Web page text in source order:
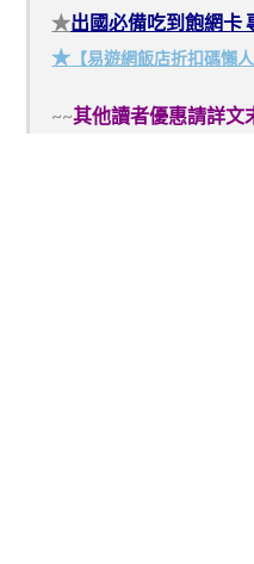
★出國必備吃到飽網卡
★ 【易遊網飯店折扣碼懶
~~其他讀者優惠請詳文